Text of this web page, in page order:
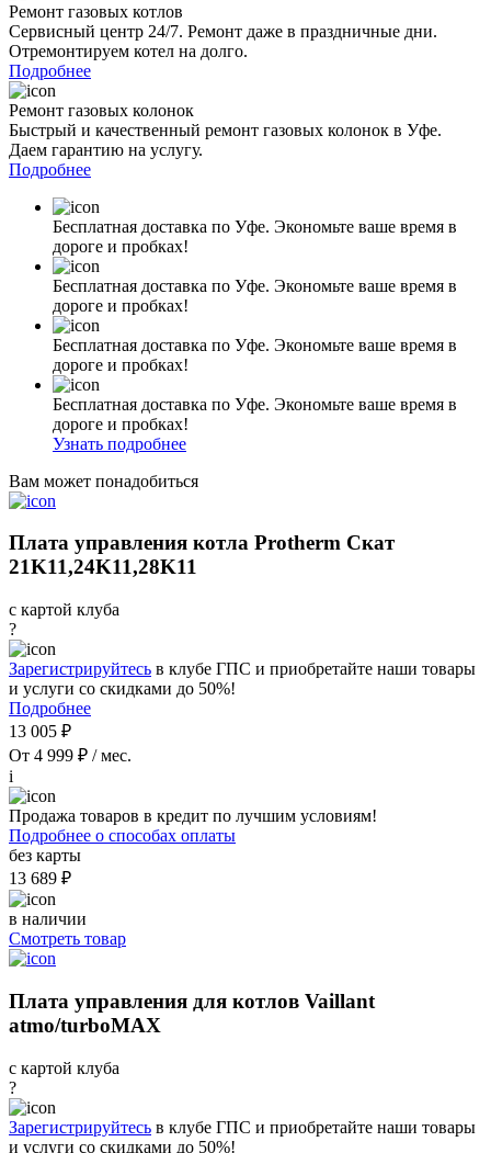
Ремонт газовых котлов
Сервисный центр 24/7. Ремонт даже в праздничные дни.
Отремонтируем котел на долго.
Подробнее
Ремонт газовых колонок
Быстрый и качественный ремонт газовых колонок в Уфе.
Даем гарантию на услугу.
Подробнее
Бесплатная доставка по Уфе. Экономьте ваше время в
дороге и пробках!
Бесплатная доставка по Уфе. Экономьте ваше время в
дороге и пробках!
Бесплатная доставка по Уфе. Экономьте ваше время в
дороге и пробках!
Бесплатная доставка по Уфе. Экономьте ваше время в
дороге и пробках!
Узнать подробнее
Вам может понадобиться
Плата управления котла Protherm Скат
21K11,24K11,28K11
с картой клуба
?
Зарегистрируйтесь в клубе ГПС и приобретайте наши товары
и услуги со скидками до 50%!
Подробнее
13 005 ₽
От 4 999 ₽ / мес.
i
Продажа товаров в кредит по лучшим условиям!
Подробнее о способах оплаты
без карты
13 689 ₽
в наличии
Смотреть товар
Плата управления для котлов Vaillant
atmo/turboMAX
с картой клуба
?
Зарегистрируйтесь в клубе ГПС и приобретайте наши товары
и услуги со скидками до 50%!